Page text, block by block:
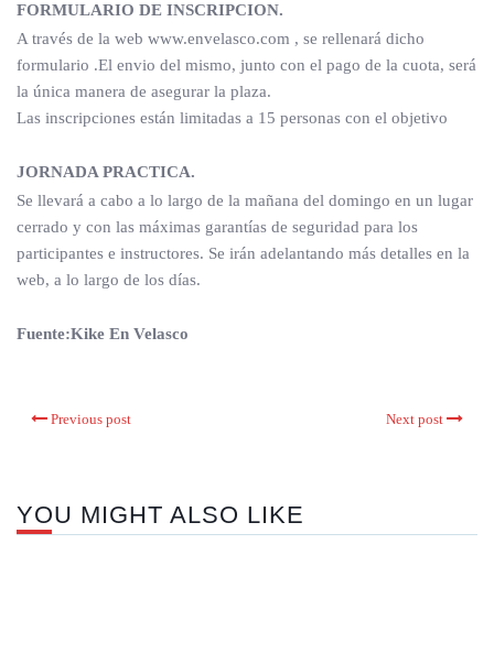
FORMULARIO DE INSCRIPCION.
A través de la web www.envelasco.com , se rellenará dicho
formulario .El envio del mismo, junto con el pago de la cuota, será
la única manera de asegurar la plaza.
Las inscripciones están limitadas a 15 personas con el objetivo
JORNADA PRACTICA.
Se llevará a cabo a lo largo de la mañana del domingo en un lugar
cerrado y con las máximas garantías de seguridad para los
participantes e instructores. Se irán adelantando más detalles en la
web, a lo largo de los días.
Fuente:Kike En Velasco
Previous post Next post
YOU MIGHT ALSO LIKE